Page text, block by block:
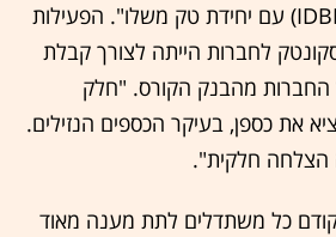
אמריקאי בניו יורק (IDBNY) עם יחידת טק משלו". הפעילות
לחברות הייתה לצורך קבלת
החברות מהבנק הקורס. "חלק
את כספן, בעיקר הכספים הנזילים.
הצלחה חלקית".
קודם כל משתדלים לתת מענה מאוד